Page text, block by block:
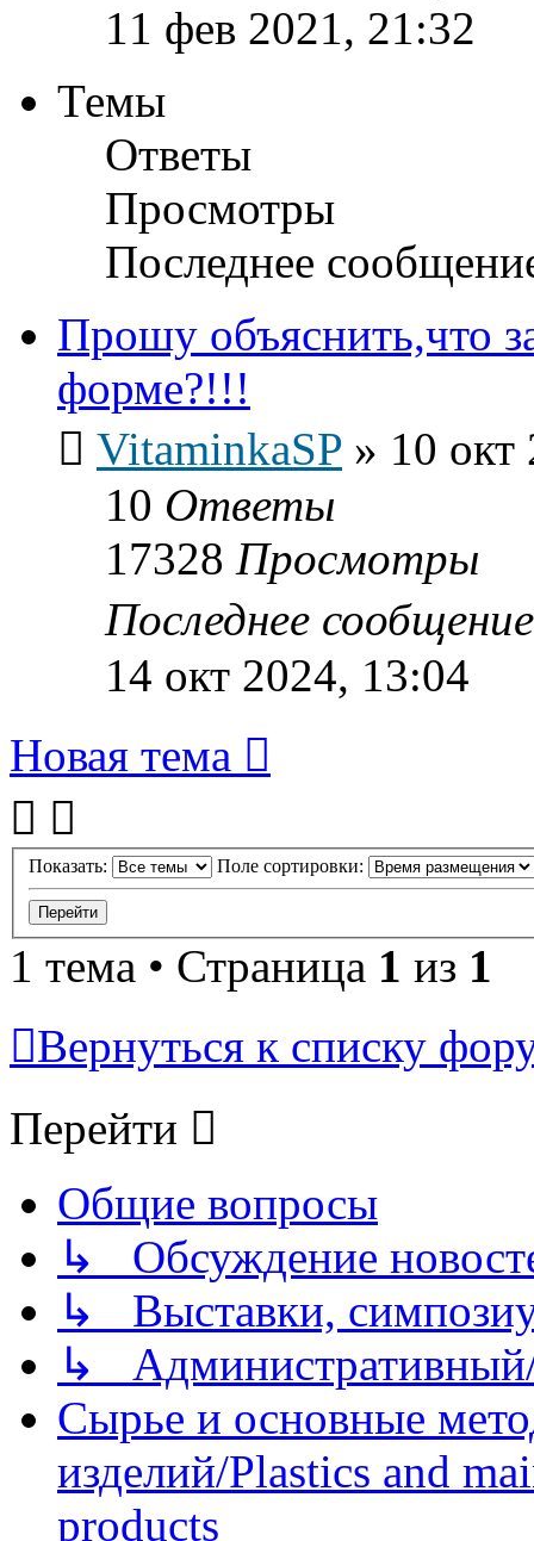
11 фев 2021, 21:32
Темы
Ответы
Просмотры
Последнее
Прошу объяснить,что
форме?!!!
VitaminkaSP » 10 окт
10 Ответы
17328 Просмотры
Последнее
14 окт 2024, 13:04
Новая тема
Показать: Поле сортировки:
1 тема • Страница 1 из 1
Вернуться к списку
Перейти
Общие вопросы
↳ Обсуждение
↳ Выставки,
↳
Сырье и основные
изделий/Plastics and
products